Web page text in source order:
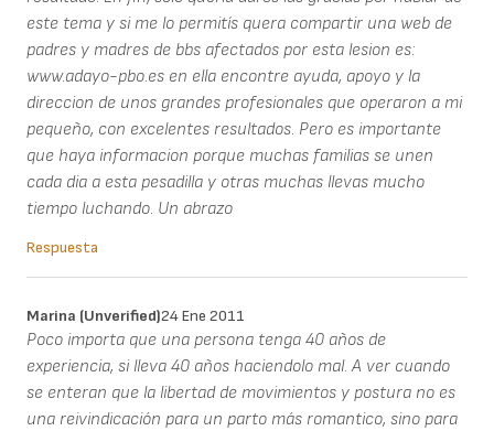
este tema y si me lo permitís quera compartir una web de
padres y madres de bbs afectados por esta lesion es:
www.adayo-pbo.es en ella encontre ayuda, apoyo y la
direccion de unos grandes profesionales que operaron a mi
pequeño, con excelentes resultados. Pero es importante
que haya informacion porque muchas familias se unen
cada dia a esta pesadilla y otras muchas llevas mucho
tiempo luchando. Un abrazo
Respuesta
Marina (unverified)24 Ene 2011
Poco importa que una persona tenga 40 años de
experiencia, si lleva 40 años haciendolo mal. A ver cuando
se enteran que la libertad de movimientos y postura no es
una reivindicación para un parto más romantico, sino para